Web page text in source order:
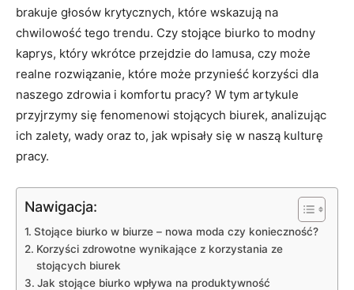
brakuje⁤ głosów krytycznych, które ‍wskazują ‍na
chwilowość ⁤tego trendu. Czy ‌stojące ‍biurko to⁣ modny
⁣kaprys, który wkrótce ⁢przejdzie⁤ do⁤ lamusa, ‍czy‍ może
realne ⁤rozwiązanie, ‌które‍ może przynieść korzyści dla
naszego zdrowia ‍i komfortu pracy?​ W tym artykule
przyjrzymy się fenomenowi stojących biurek, analizując
ich zalety, wady oraz to, jak ⁣wpisały się w naszą kulturę
pracy.
Nawigacja:
Stojące ⁤biurko w biurze –‌ nowa ‌moda⁣ czy ⁣konieczność?
Korzyści zdrowotne wynikające z korzystania ze⁣
stojących biurek
Jak ‍stojące biurko wpływa ⁤na‍ produktywność​